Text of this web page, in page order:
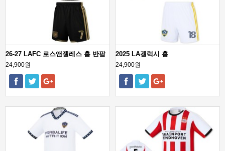
26-27 LAFC 로스앤젤레스 홈 반팔
24,900원
2025 LA겔럭시 홈
24,900원